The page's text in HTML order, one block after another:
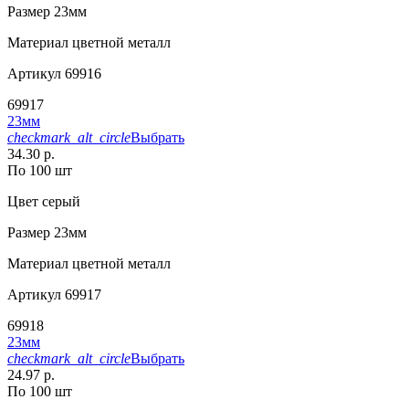
Размер 23мм
Материал цветной металл
Артикул 69916
69917
23мм
checkmark_alt_circleВыбрать
34.30 р.
По 100 шт
Цвет серый
Размер 23мм
Материал цветной металл
Артикул 69917
69918
23мм
checkmark_alt_circleВыбрать
24.97 р.
По 100 шт